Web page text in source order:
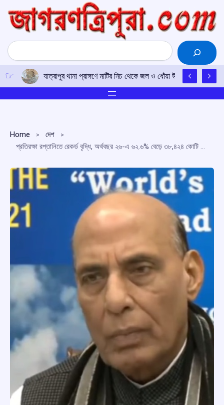
content
Search
যাত্রাপুর থানা প্রাঙ্গণে মাটির নিচ থেকে জল ও ধোঁয়া উঠার ঘটনায়
Home
দেশ
প্রতিরক্ষা রপ্তানিতে রেকর্ড বৃদ্ধি, অর্থবছর ২৬-এ ৬২.৬% বেড়ে ৩৮,৪২৪ কোটি টাকা